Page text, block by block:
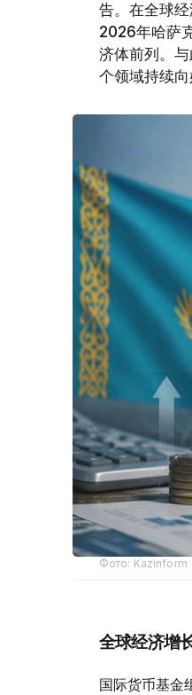
告。在全球
2026年哈萨
济体前列。
个领域持续向
Фото: Kazinform
全球经济增
国际货币基金